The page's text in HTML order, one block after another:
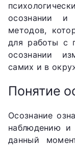
осознании и
методов,
для работы с
осознании
самих и в
Понятие
Осознание
наблюдению и
данный